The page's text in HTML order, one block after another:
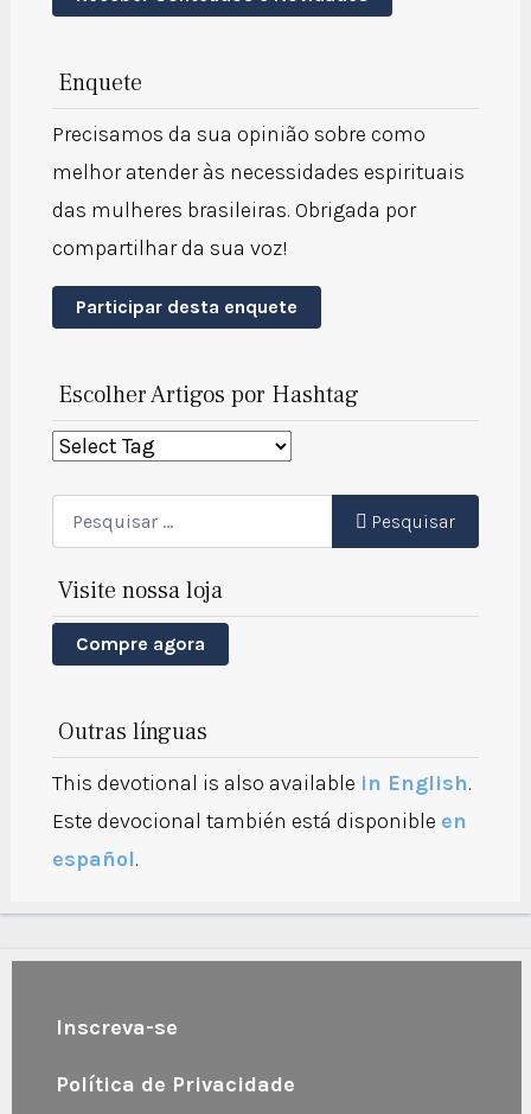
Enquete
Precisamos da sua opinião sobre como
melhor atender às necessidades espirituais
das mulheres brasileiras. Obrigada por
compartilhar da sua voz!
Participar desta enquete
Escolher Artigos por Hashtag
Pesquisar Pesquisar
Visite nossa loja
Compre agora
Outras línguas
This devotional is also available in English.
Este devocional también está disponible en
español.
Inscreva-se
Política de Privacidade